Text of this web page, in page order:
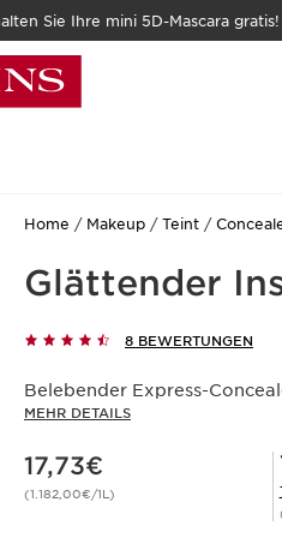
Sie Ihre mini 5D-Mascara gratis!
Home Makeup Teint
Glättender
8 BEWERTUNGEN
Belebender Express-
MEHR DETAILS
Aktueller Preis 17,73€
17,73€
(1.182,00€/1L)